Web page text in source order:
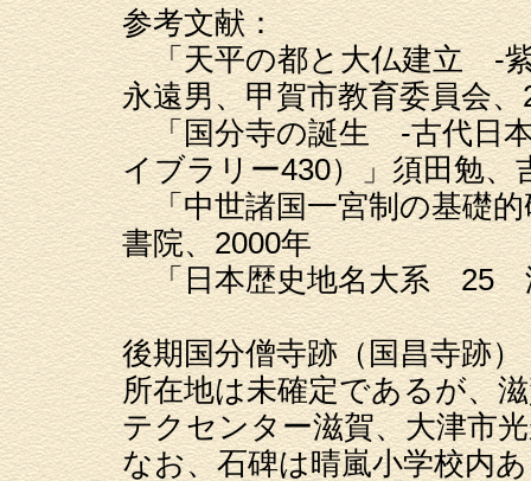
参考文献：
「天平の都と大仏建立 -紫
永遠男、甲賀市教育委員会、
「国分寺の誕生 -古代日本
イブラリー430）」須田勉、
「中世諸国一宮制の基礎的
書院、2000年
「日本歴史地名大系 25
後期国分僧寺跡（国昌寺跡）
所在地は未確定であるが、
テクセンター滋賀、大津市
なお、石碑は晴嵐小学校内